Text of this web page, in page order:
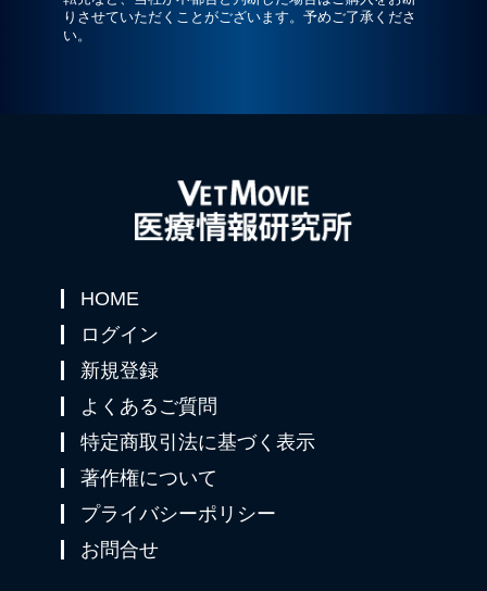
りさせていただくことがございます。予めご了承くださ
い。
HOME
ログイン
新規登録
よくあるご質問
特定商取引法に基づく表示
著作権について
プライバシーポリシー
お問合せ